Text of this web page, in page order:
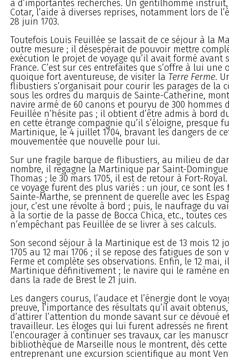
à d’importantes recherches. Un gentilhomme
Cotar, l’aide à diverses reprises, notamment lors de
28 juin 1703.
Toutefois Louis Feuillée se lassait de ce séjour à la
outre mesure ; il désespérait de pouvoir mettre
exécution le projet de voyage qu’il avait formé avant
France. C’est sur ces entrefaites que s’offre à lui une
quoique fort aventureuse, de visiter la Terre Ferme.
flibustiers s’organisait pour courir les parages de la
sous les ordres du marquis de Sainte-Catherine,
navire armé de 60 canons et pourvu de 300 hommes
Feuillée n’hésite pas ; il obtient d’être admis à bord
en cette étrange compagnie qu’il s’éloigne, presque
Martinique, le 4 juillet 1704, bravant les dangers de
mouvementée que nouvelle pour lui.
Sur une fragile barque de flibustiers, au milieu de
nombre, il regagne la Martinique par Saint-
Thomas ; le 30 mars 1705, il est de retour à Fort-
ce voyage furent des plus variés : un jour, ce sont
Sainte-Marthe, se prennent de querelle avec les
jour, c’est une révolte à bord ; puis, le naufrage du
à la sortie de la passe de Bocca Chica, etc., toutes
n’empêchant pas Feuillée de se livrer à ses calculs.
Son second séjour à la Martinique est de 13 mois 12
1705 au 12 mai 1706 ; il se repose des fatigues de son
Ferme et complète ses observations. Enfin, le 12 mai,
Martinique définitivement ; le navire qui le ramène
dans la rade de Brest le 21 juin.
Les dangers courus, l’audace et l’énergie dont le
preuve, l’importance des résultats qu’il avait
d’attirer l’attention du monde savant sur ce dévoué
travailleur. Les éloges qui lui furent adressés ne
l’encourager à continuer ses travaux, car les
bibliothèque de Marseille nous le montrent, dès cette
entreprenant une excursion scientifique au mont